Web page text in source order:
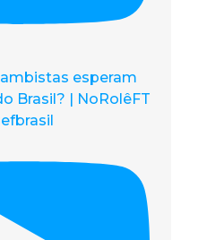
esperam
Brasil? | NoRolêFT